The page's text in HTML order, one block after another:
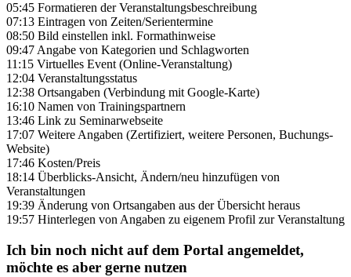
05:45 Formatieren der Veranstaltungsbeschreibung
07:13 Eintragen von Zeiten/Serientermine
08:50 Bild einstellen inkl. Formathinweise
09:47 Angabe von Kategorien und Schlagworten
11:15 Virtuelles Event (Online-Veranstaltung)
12:04 Veranstaltungsstatus
12:38 Ortsangaben (Verbindung mit Google-Karte)
16:10 Namen von Trainingspartnern
13:46 Link zu Seminarwebseite
17:07 Weitere Angaben (Zertifiziert, weitere Personen, Buchungs-
Website)
17:46 Kosten/Preis
18:14 Überblicks-Ansicht, Ändern/neu hinzufügen von
Veranstaltungen
19:39 Änderung von Ortsangaben aus der Übersicht heraus
19:57 Hinterlegen von Angaben zu eigenem Profil zur Veranstaltung
Ich bin noch nicht auf dem Portal angemeldet,
möchte es aber gerne nutzen